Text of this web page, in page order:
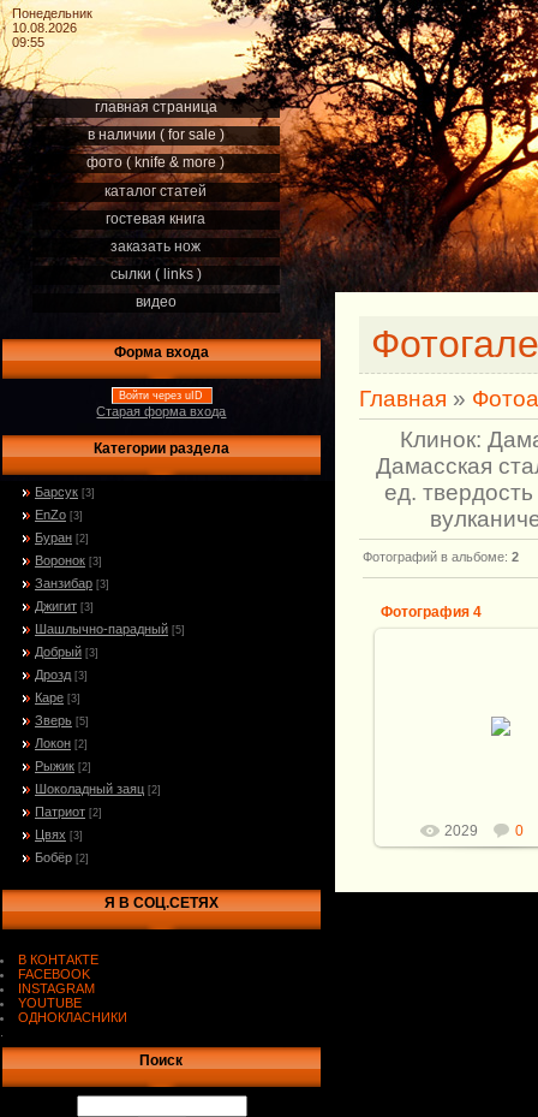
Понедельник
10.08.2026
09:55
главная страница
в наличии ( for sale )
фото ( knife & more )
каталог статей
гостевая книга
заказать нож
сылки ( links )
видео
Форма входа
Войти через uID
Старая форма входа
Категории раздела
Барсук [3]
EnZo [3]
Буран [2]
Воронок [3]
Занзибар [3]
Джигит [3]
Шашлычно-парадный [5]
Добрый [3]
Дрозд [3]
Каре [3]
Зверь [5]
Локон [2]
Рыжик [2]
Шоколадный заяц [2]
Патриот [2]
Цвях [3]
Бобёр [2]
Я В СОЦ.СЕТЯХ
В КОНТАКТЕ
FACEBOOK
INSTAGRAM
YOUTUBE
ОДНОКЛАСНИКИ
Поиск
Главная »
Клинок:
Дамасская
ед.
Фотографий в альбоме: 2
Фотография 4
стали: Дамасская
2029 0